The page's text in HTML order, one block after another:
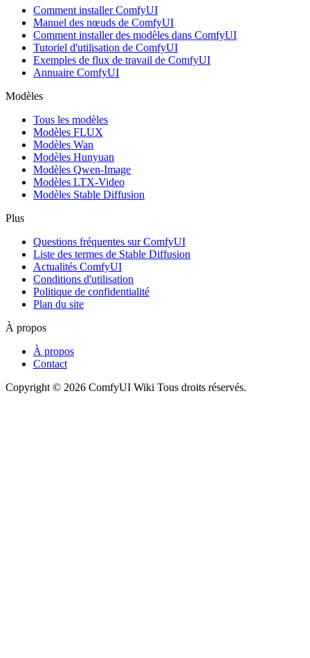
Comment installer ComfyUI
Manuel des nœuds de ComfyUI
Comment installer des modèles dans ComfyUI
Tutoriel d'utilisation de ComfyUI
Exemples de flux de travail de ComfyUI
Annuaire ComfyUI
Modèles
Tous les modèles
Modèles FLUX
Modèles Wan
Modèles Hunyuan
Modèles Qwen-Image
Modèles LTX-Video
Modèles Stable Diffusion
Plus
Questions fréquentes sur ComfyUI
Liste des termes de Stable Diffusion
Actualités ComfyUI
Conditions d'utilisation
Politique de confidentialité
Plan du site
À propos
À propos
Contact
Copyright © 2026 ComfyUI Wiki Tous droits réservés.